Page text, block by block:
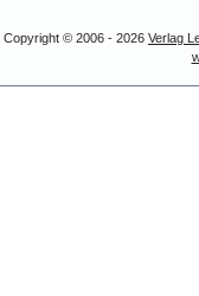
Copyright © 2006 - 2026 Verlag